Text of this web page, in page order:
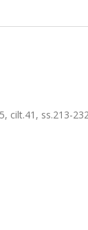
cilt.41, ss.213-